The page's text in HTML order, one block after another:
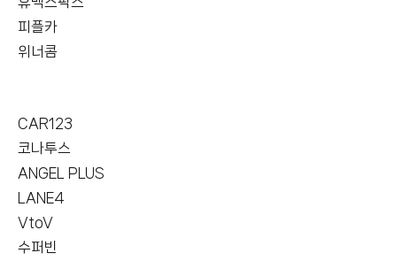
피플카
위너콤
CAR123
코나투스
ANGEL PLUS
LANE4
VtoV
수퍼빈